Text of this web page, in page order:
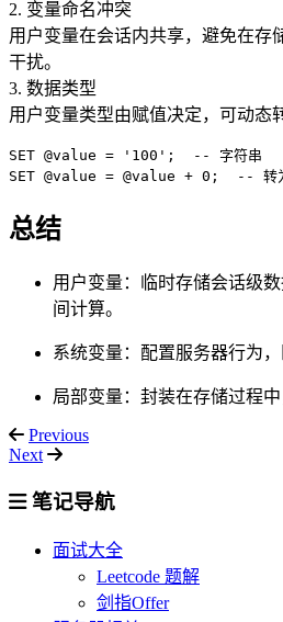
2. 变量命名冲突
用户变量在会话内共享，避免在存
干扰。
3. 数据类型
用户变量类型由赋值决定，可动态
SET @value = '100';  -- 字符串
总结
用户变量：临时存储会话级
间计算。
系统变量：配置服务器行为
局部变量：封装在存储过程中
Previous
Next
笔记导航
面试大全
Leetcode 题解
剑指Offer